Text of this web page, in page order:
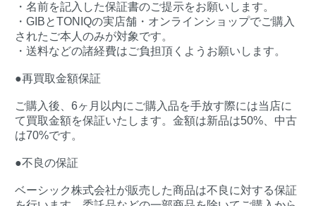
・名前を記入した保証書のご提示をお願いします。
・GIBとTONIQの実店舗・オンラインショップでご購入
されたご本人のみが対象です。
・送料などの諸経費はご負担頂くようお願いします。
●再買取金額保証
ご購入後、6ヶ月以内にご購入品を手放す際には当店に
て買取金額を保証いたします。金額は新品は50%、中古
は70%です。
●不良の保証
ベーシック株式会社が販売した商品は不良に対する保証